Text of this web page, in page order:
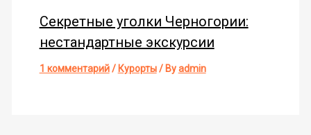
Секретные уголки Черногории:
нестандартные экскурсии
1 комментарий / Курорты/ Byadmin